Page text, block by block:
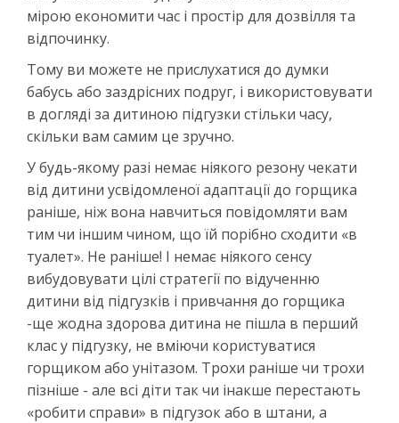
мірою економити час і простір для дозвілля та
відпочинку.
Тому ви можете не прислухатися до думки
бабусь або заздрісних подруг, і використовувати
в догляді за дитиною підгузки стільки часу,
скільки вам самим це зручно.
У будь-якому разі немає ніякого резону чекати
від дитини усвідомленої адаптації до горщика
раніше, ніж вона навчиться повідомляти вам
тим чи іншим чином, що їй порібно сходити «в
туалет». Не раніше! І немає ніякого сенсу
вибудовувати цілі стратегії по відученню
дитини від підгузків і привчання до горщика
-ще жодна здорова дитина не пішла в перший
клас у підгузку, не вміючи користуватися
горщиком або унітазом. Трохи раніше чи трохи
пізніше - але всі діти так чи інакше перестають
«робити справи» в підгузок або в штани, а